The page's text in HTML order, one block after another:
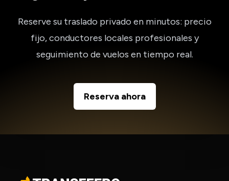
Reserve su traslado privado en minutos: precio
fijo, conductores locales profesionales y
seguimiento de vuelos en tiempo real.
Reserva ahora